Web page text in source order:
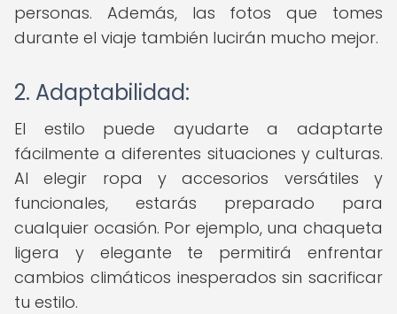
personas. Además, las fotos que tomes
durante el viaje también lucirán mucho mejor.
2. Adaptabilidad:
El estilo puede ayudarte a adaptarte
fácilmente a diferentes situaciones y culturas.
Al elegir ropa y accesorios versátiles y
funcionales, estarás preparado para
cualquier ocasión. Por ejemplo, una chaqueta
ligera y elegante te permitirá enfrentar
cambios climáticos inesperados sin sacrificar
tu estilo.